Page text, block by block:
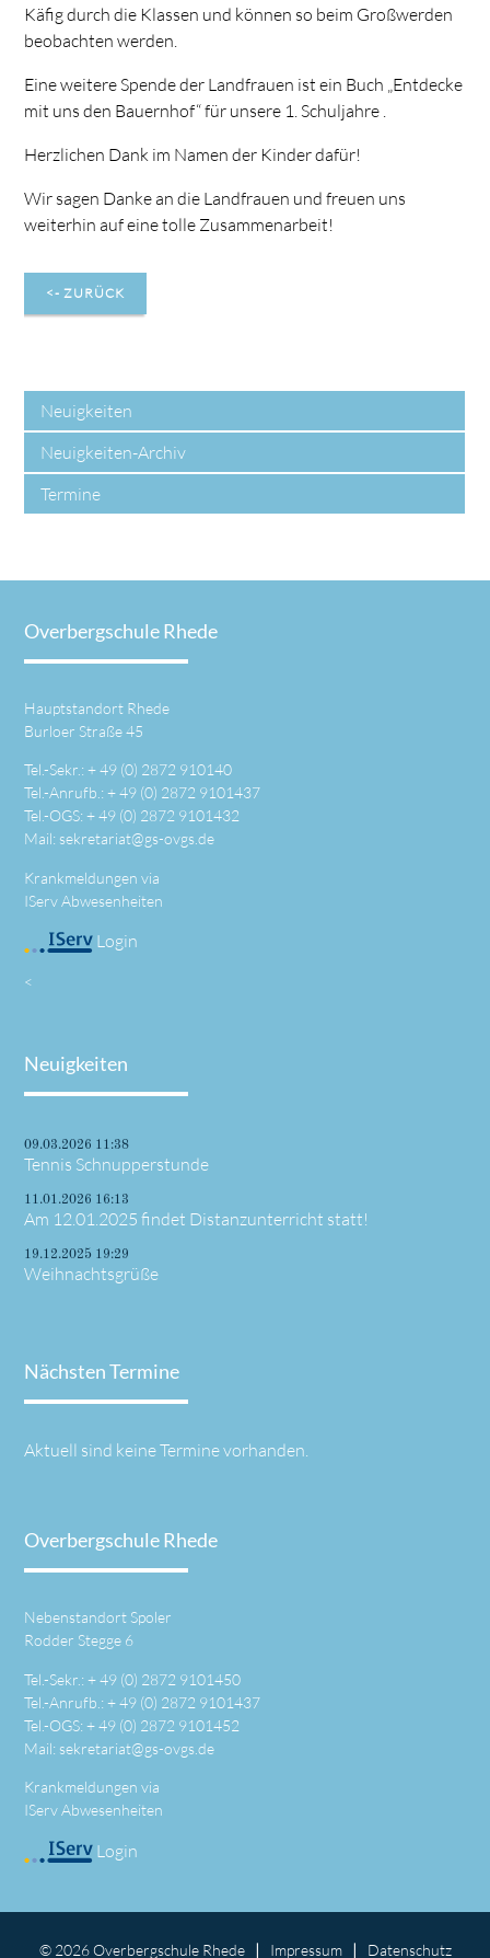
Käfig durch die Klassen und können so beim Großwerden
beobachten werden.
Eine weitere Spende der Landfrauen ist ein Buch „Entdecke
mit uns den Bauernhof“ für unsere 1. Schuljahre .
Herzlichen Dank im Namen der Kinder dafür!
Wir sagen Danke an die Landfrauen und freuen uns
weiterhin auf eine tolle Zusammenarbeit!
<- ZURÜCK
Neuigkeiten
Neuigkeiten-Archiv
Termine
Overbergschule Rhede
Hauptstandort Rhede
Burloer Straße 45
Tel.-Sekr.: +49 (0) 2872 910140
Tel.-Anrufb.: +49 (0) 2872 9101437
Tel.-OGS: +49 (0) 2872 9101432
Mail: sekretariat@gs-ovgs.de
Krankmeldungen via
IServ Abwesenheiten
Login
<
Neuigkeiten
09.03.2026 11:38
Tennis Schnupperstunde
11.01.2026 16:13
Am 12.01.2025 findet Distanzunterricht statt!
19.12.2025 19:29
Weihnachtsgrüße
Nächsten Termine
Aktuell sind keine Termine vorhanden.
Overbergschule Rhede
Nebenstandort Spoler
Rodder Stegge 6
Tel.-Sekr.: +49 (0) 2872 9101450
Tel.-Anrufb.: +49 (0) 2872 9101437
Tel.-OGS: +49 (0) 2872 9101452
Mail: sekretariat@gs-ovgs.de
Krankmeldungen via
IServ Abwesenheiten
Login
©2026 Overbergschule Rhede Impressum Datenschutz